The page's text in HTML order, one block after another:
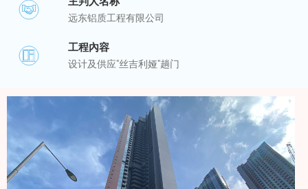
远东铝质工程有限公司
工程內容
设计及供应"丝吉利娅"趟门